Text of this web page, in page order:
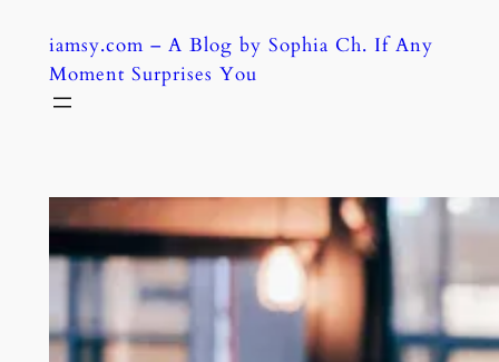
content
iamsy.com – A Blog by Sophia Ch. If Any
Moment Surprises You